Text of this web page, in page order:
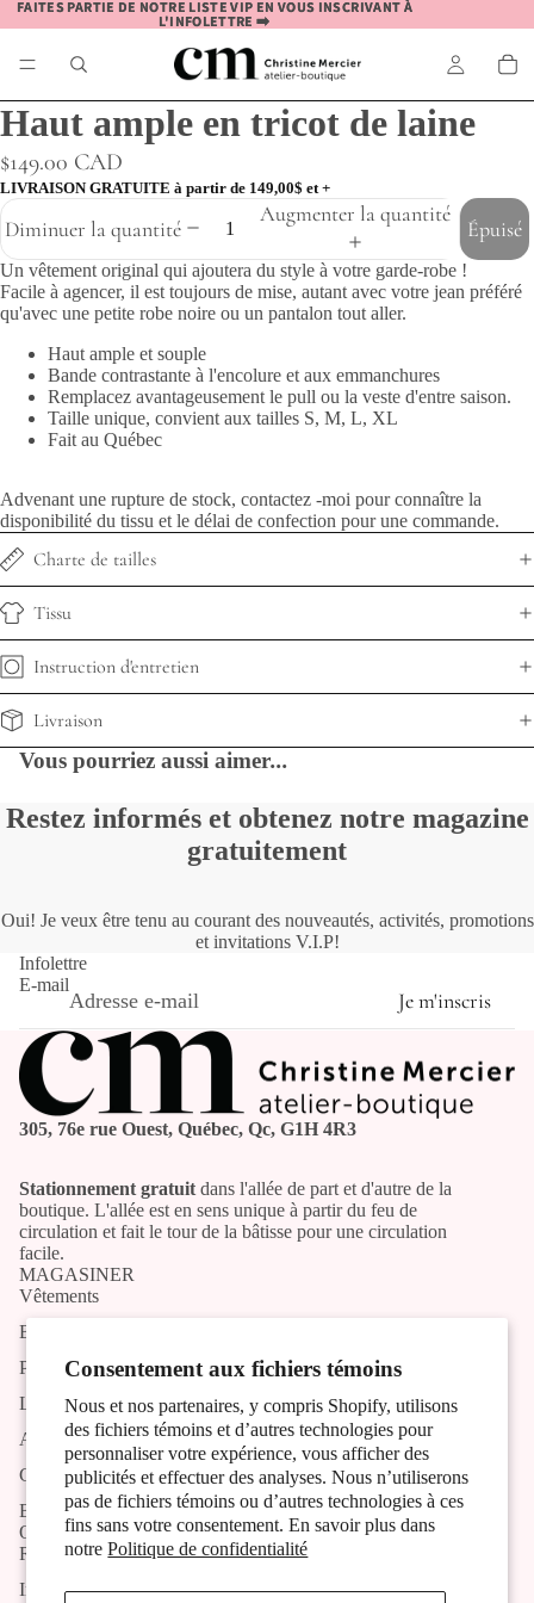
Consentement aux fichiers témoins
Nous et nos partenaires, y compris Shopify, utilisons
des fichiers témoins et d’autres technologies pour
personnaliser votre expérience, vous afficher des
publicités et effectuer des analyses. Nous n’utiliserons
pas de fichiers témoins ou d’autres technologies à ces
fins sans votre consentement. En savoir plus dans
notrePolitique de confidentialité
FAITES PARTIE DE NOTRE LISTE VIP EN VOUS INSCRIVANT À
L'INFOLETTRE ➡️
FAITES PARTIE DE NOTRE LISTE VIP EN VOUS INSCRIVANT À
L'INFOLETTRE ➡️
Haut ample en tricot de laine
$149.00 CAD
LIVRAISON GRATUITE à partir de 149,00$ et +
Diminuer la quantité
Augmenter la quantité
Épuisé
Un vêtement original qui ajoutera du style à votre garde-robe !
Facile à agencer, il est toujours de mise, autant avec votre jean préféré
qu'avec une petite robe noire ou un pantalon tout aller.
Haut ample et souple
Bande contrastante à l'encolure et aux emmanchures
Remplacez avantageusement le pull ou la veste d'entre saison.
Taille unique, convient aux tailles S, M, L, XL
Fait au Québec
Advenant une rupture de stock, contactez -moi pour connaître la
disponibilité du tissu et le délai de confection pour une commande.
Charte de tailles
Tissu
Instruction d'entretien
Livraison
Vous pourriez aussi aimer...
Restez informés et obtenez notre magazine
gratuitement
Oui! Je veux être tenu au courant des nouveautés, activités, promotions
et invitations V.I.P!
Infolettre
E-mail
Je m'inscris
305, 76e rue Ouest, Québec, Qc, G1H 4R3
Stationnement gratuit dans l'allée de part et d'autre de la
boutique. L'allée est en sens unique à partir du feu de
circulation et fait le tour de la bâtisse pour une circulation
facile.
MAGASINER
Vêtements
Bijoux
Produits artisans
Liste des artistes et artisans
Activités
Contact
Blog
OUTILS
Recherche
Inscription à l'infolettre